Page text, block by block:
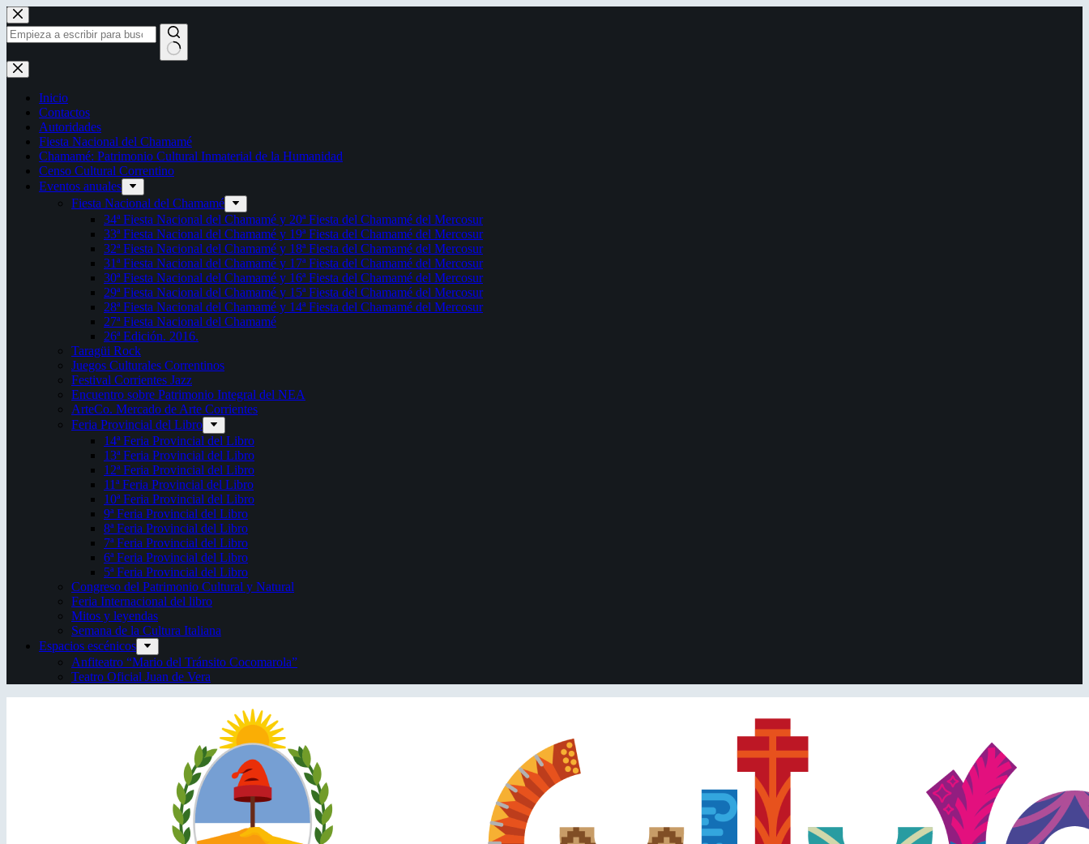
Saltar
al
contenido
Sin
resultados
Inicio
Contactos
Autoridades
Fiesta Nacional del Chamamé
Chamamé: Patrimonio Cultural Inmaterial de la Humanidad
Censo Cultural Correntino
Eventos anuales
Fiesta Nacional del Chamamé
34ª Fiesta Nacional del Chamamé y 20ª Fiesta del Chamamé del Mercosur
33ª Fiesta Nacional del Chamamé y 19ª Fiesta del Chamamé del Mercosur
32ª Fiesta Nacional del Chamamé y 18ª Fiesta del Chamamé del Mercosur
31ª Fiesta Nacional del Chamamé y 17ª Fiesta del Chamamé del Mercosur
30ª Fiesta Nacional del Chamamé y 16ª Fiesta del Chamamé del Mercosur
29ª Fiesta Nacional del Chamamé y 15ª Fiesta del Chamamé del Mercosur
28ª Fiesta Nacional del Chamamé y 14ª Fiesta del Chamamé del Mercosur
27ª Fiesta Nacional del Chamamé
26ª Edición. 2016.
Taragüi Rock
Juegos Culturales Correntinos
Festival Corrientes Jazz
Encuentro sobre Patrimonio Integral del NEA
ArteCo. Mercado de Arte Corrientes
Feria Provincial del Libro
14ª Feria Provincial del Libro
13ª Feria Provincial del Libro
12ª Feria Provincial del Libro
11ª Feria Provincial del Libro
10ª Feria Provincial del Libro
9ª Feria Provincial del Libro
8ª Feria Provincial del Libro
7ª Feria Provincial del Libro
6ª Feria Provincial del Libro
5ª Feria Provincial del Libro
Congreso del Patrimonio Cultural y Natural
Feria Internacional del libro
Mitos y leyendas
Semana de la Cultura Italiana
Espacios escénicos
Anfiteatro “Mario del Tránsito Cocomarola”
Teatro Oficial Juan de Vera